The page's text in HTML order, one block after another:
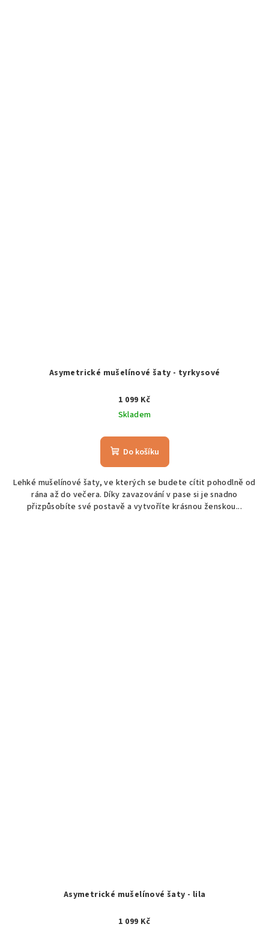
Asymetrické mušelínové šaty - tyrkysové
1 099 Kč
Skladem
Do košíku
Lehké mušelínové šaty, ve kterých se budete cítit pohodlně od
rána až do večera. Díky zavazování v pase si je snadno
přizpůsobíte své postavě a vytvoříte krásnou ženskou...
Asymetrické mušelínové šaty - lila
1 099 Kč